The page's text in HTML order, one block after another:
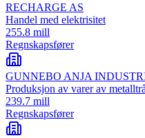
RECHARGE AS
Handel med elektrisitet
255.8 mill
Regnskapsfører
GUNNEBO ANJA
Produksjon av varer av
239.7 mill
Regnskapsfører